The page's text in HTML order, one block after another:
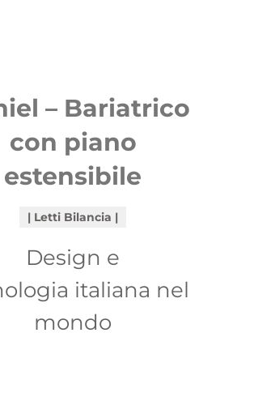
– Bariatrico
con piano
estensibile
Letti Bilancia
Design e
italiana nel
mondo